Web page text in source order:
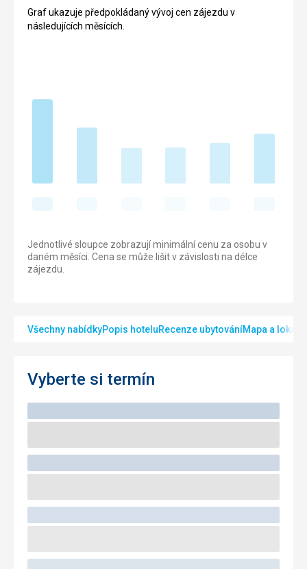
Graf ukazuje předpokládaný vývoj cen zájezdu v
následujících měsících.
Jednotlivé sloupce zobrazují minimální cenu za osobu v
daném měsíci. Cena se může lišit v závislosti na délce
zájezdu.
Všechny nabídkyPopis hoteluRecenze ubytováníMapa a
Vyberte si termín